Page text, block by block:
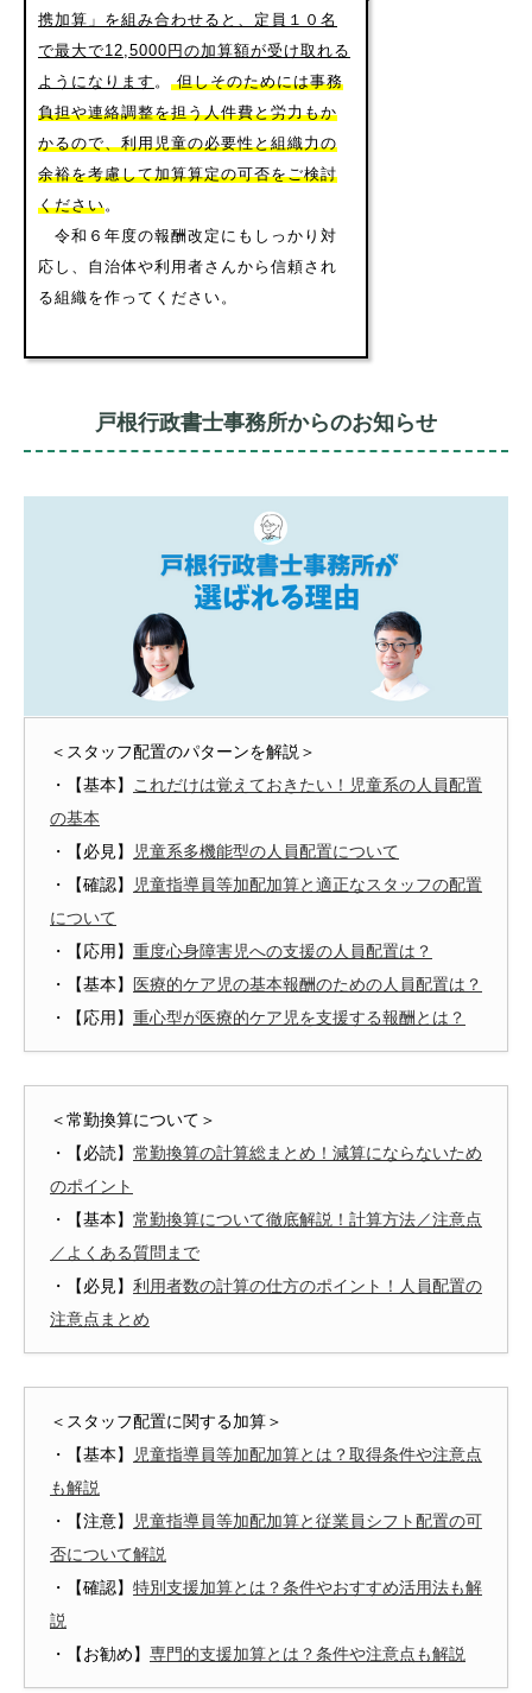
携加算」を組み合わせると、定員１０名
で最大で12,5000円の加算額が受け取れる
ようになります 。 但しそのためには事務
負担や連絡調整を担う人件費と労力もか
かるので、利用児童の必要性と組織力の
余裕を考慮して加算算定の可否をご検討
ください。
令和６年度の報酬改定にもしっかり対
応し、自治体や利用者さんから信頼され
る組織を作ってください。
戸根行政書士事務所からのお知らせ
＜スタッフ配置のパターンを解説＞
・【基本】
これだけは覚えておきたい！児童系の人員配置
の基本
・【必見】
児童系多機能型の人員配置について
・【確認】
児童指導員等加配加算と適正なスタッフの配置
について
・【応用】 重度心身障害児への支援の人員配置は？
・【基本】 医療的ケア児の基本報酬のための人員配置は？
・【応用】 重心型が医療的ケア児を支援する報酬とは？
＜常勤換算について＞
・【必読】 常勤換算の計算総まとめ！減算にならないため
のポイント
・【基本】 常勤換算について徹底解説！計算方法／注意点
／よくある質問まで
・【必見】 利用者数の計算の仕方のポイント！人員配置の
注意点まとめ
＜スタッフ配置に関する加算＞
・【基本】
児童指導員等加配加算とは？取得条件や注意点
も解説
・【注意】
児童指導員等加配加算と従業員シフト配置の可
否について解説
・【確認】 特別支援加算とは？条件やおすすめ活用法も解
説
・【お勧め】 専門的支援加算とは？条件や注意点も解説